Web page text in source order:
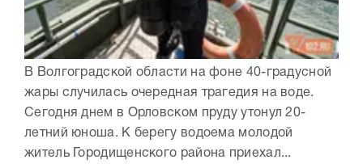
В Волгоградской области на фоне 40-градусной
жары случилась очередная трагедия на воде.
Сегодня днем в Орловском пруду утонул 20-
летний юноша. К берегу водоема молодой
житель Городищенского района приехал...